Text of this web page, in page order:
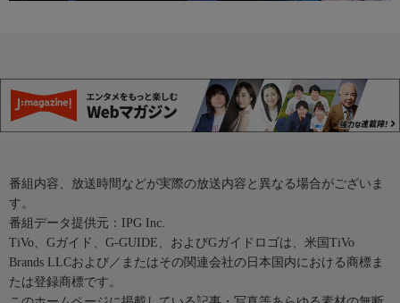
番組内容、放送時間などが実際の放送内容と異なる場合がございま
す。
番組データ提供元：IPG Inc.
TiVo、Gガイド、G-GUIDE、およびGガイドロゴは、米国TiVo
Brands LLCおよび／またはその関連会社の日本国内における商標ま
たは登録商標です。